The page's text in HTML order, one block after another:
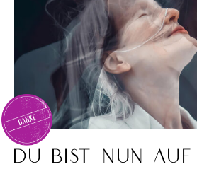
Du bist nun